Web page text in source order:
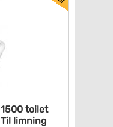
toilet
limning